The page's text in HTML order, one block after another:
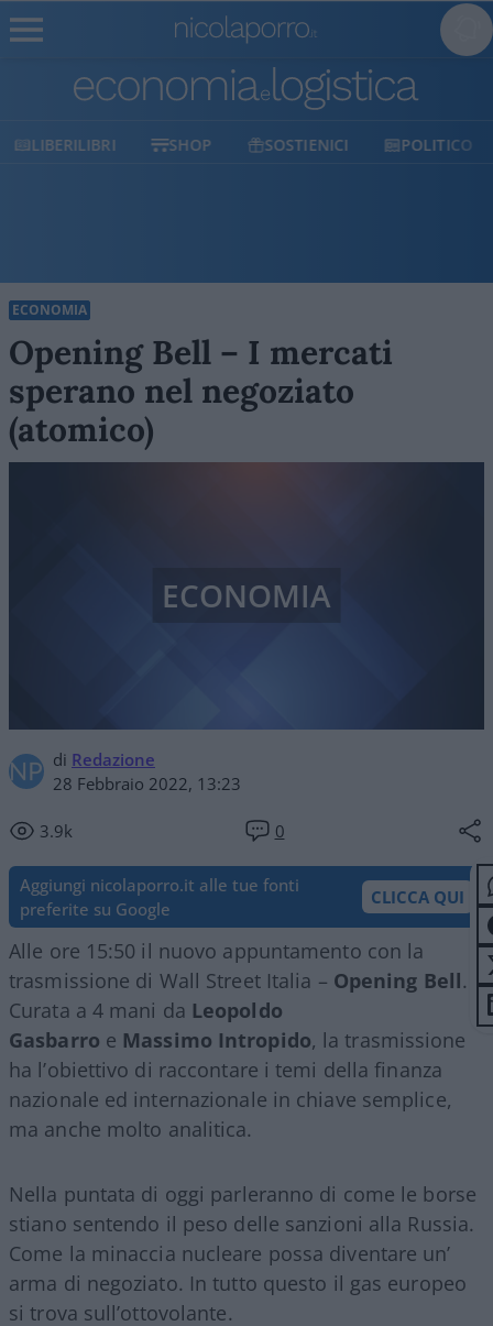
SHOP SOSTIENICI POLITICO MILANO
ECONOMIA
Opening Bell – I mercati
sperano nel negoziato
(atomico)
di Redazione
28 Febbraio 2022, 13:23
3.9k 0
ECONOMIA
Aggiungi nicolaporro.it alle tue fonti
preferite su Google
CLICCA QUI
Alle ore 15:50 il nuovo appuntamento con la
trasmissione di Wall Street Italia – Opening Bell.
Curata a 4 mani da Leopoldo
Gasbarro e Massimo Intropido, la trasmissione
ha l’obiettivo di raccontare i temi della finanza
nazionale ed internazionale in chiave semplice,
ma anche molto analitica.
Nella puntata di oggi parleranno di come le borse
stiano sentendo il peso delle sanzioni alla Russia.
Come la minaccia nucleare possa diventare un’
arma di negoziato. In tutto questo il gas europeo
si trova sull’ottovolante.